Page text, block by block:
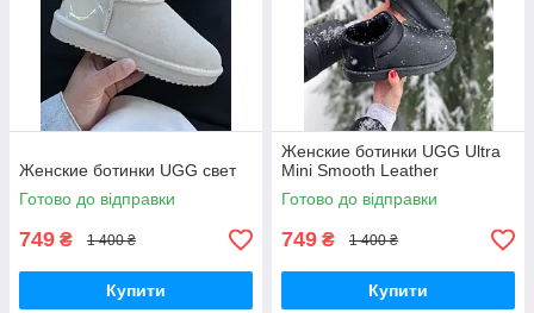
Женские ботинки UGG свет
Готово до відправки
749 ₴ 1 400 ₴
Купити
Женские ботинки UGG Ultra
Mini Smooth Leather
Готово до відправки
749 ₴ 1 400 ₴
Купити